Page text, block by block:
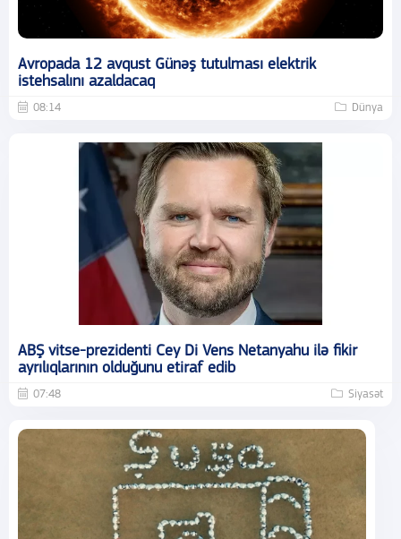
Avropada 12 avqust Günəş tutulması elektrik
istehsalını azaldacaq
08:14 Dünya
ABŞ vitse-prezidenti Cey Di Vens Netanyahu ilə fikir
ayrılıqlarının olduğunu etiraf edib
07:48 Siyasət